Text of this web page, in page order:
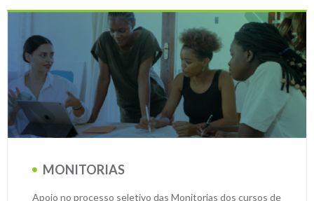
MONITORIAS
Apoio no processo seletivo das Monitorias dos cursos de